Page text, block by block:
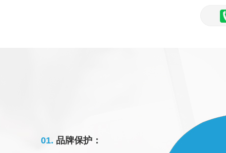
01. 品牌保护：